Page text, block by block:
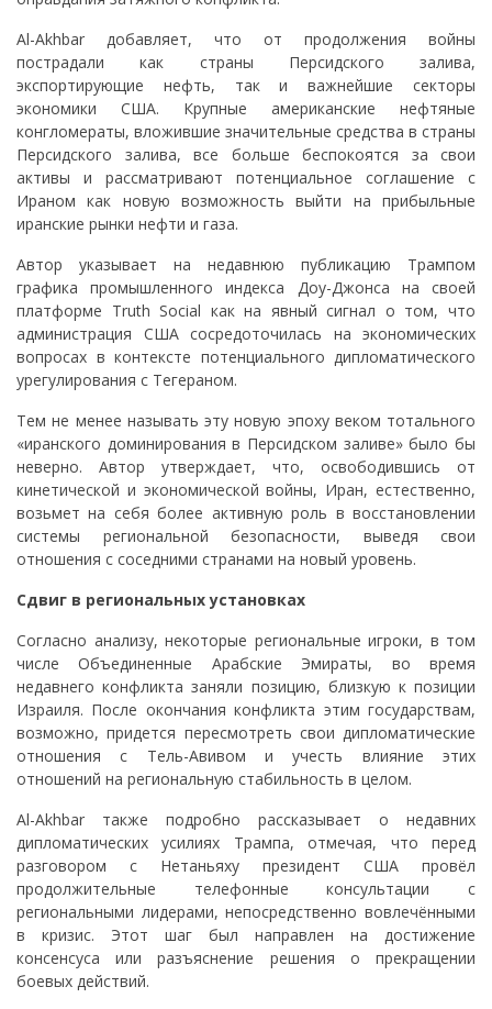
Al-Akhbar добавляет, что от продолжения войны
пострадали как страны Персидского залива,
экспортирующие нефть, так и важнейшие секторы
экономики США. Крупные американские нефтяные
конгломераты, вложившие значительные средства в страны
Персидского залива, все больше беспокоятся за свои
активы и рассматривают потенциальное соглашение с
Ираном как новую возможность выйти на прибыльные
иранские рынки нефти и газа.
Автор указывает на недавнюю публикацию Трампом
графика промышленного индекса Доу-Джонса на своей
платформе Truth Social как на явный сигнал о том, что
администрация США сосредоточилась на экономических
вопросах в контексте потенциального дипломатического
урегулирования с Тегераном.
Тем не менее называть эту новую эпоху веком тотального
«иранского доминирования в Персидском заливе» было бы
неверно. Автор утверждает, что, освободившись от
кинетической и экономической войны, Иран, естественно,
возьмет на себя более активную роль в восстановлении
системы региональной безопасности, выведя свои
отношения с соседними странами на новый уровень.
Сдвиг в региональных установках
Согласно анализу, некоторые региональные игроки, в том
числе Объединенные Арабские Эмираты, во время
недавнего конфликта заняли позицию, близкую к позиции
Израиля. После окончания конфликта этим государствам,
возможно, придется пересмотреть свои дипломатические
отношения с Тель-Авивом и учесть влияние этих
отношений на региональную стабильность в целом.
Al-Akhbar также подробно рассказывает о недавних
дипломатических усилиях Трампа, отмечая, что перед
разговором с Нетаньяху президент США провёл
продолжительные телефонные консультации с
региональными лидерами, непосредственно вовлечёнными
в кризис. Этот шаг был направлен на достижение
консенсуса или разъяснение решения о прекращении
боевых действий.